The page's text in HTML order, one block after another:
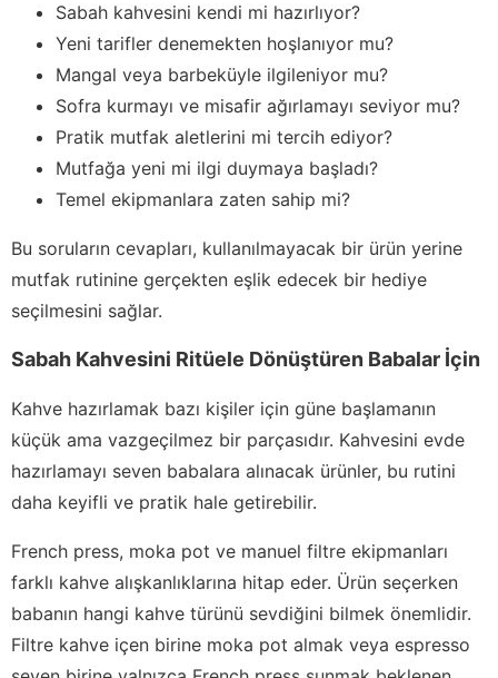
Sabah kahvesini kendi mi hazırlıyor?
Yeni tarifler denemekten hoşlanıyor mu?
Mangal veya barbeküyle ilgileniyor mu?
Sofra kurmayı ve misafir ağırlamayı seviyor mu?
Pratik mutfak aletlerini mi tercih ediyor?
Mutfağa yeni mi ilgi duymaya başladı?
Temel ekipmanlara zaten sahip mi?
Bu soruların cevapları, kullanılmayacak bir ürün yerine
mutfak rutinine gerçekten eşlik edecek bir hediye
seçilmesini sağlar.
Sabah Kahvesini Ritüele Dönüştüren Babalar İçin
Kahve hazırlamak bazı kişiler için güne başlamanın
küçük ama vazgeçilmez bir parçasıdır. Kahvesini evde
hazırlamayı seven babalara alınacak ürünler, bu rutini
daha keyifli ve pratik hale getirebilir.
French press, moka pot ve manuel filtre ekipmanları
farklı kahve alışkanlıklarına hitap eder. Ürün seçerken
babanın hangi kahve türünü sevdiğini bilmek önemlidir.
Filtre kahve içen birine moka pot almak veya espresso